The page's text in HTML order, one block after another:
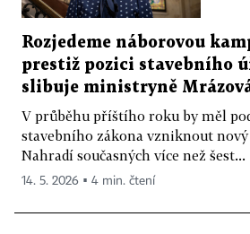
Rozjedeme náborovou
prestiž pozici stavebního
slibuje ministryně
V průběhu příštího roku by měl
stavebního zákona vzniknout nový
Nahradí současných více než šest...
14. 5. 2026 ▪ 4 min. čtení